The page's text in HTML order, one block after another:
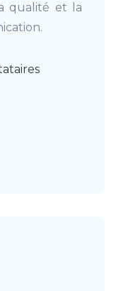
qualité et la